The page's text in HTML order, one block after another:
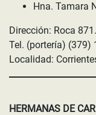
Hna. Tamara
Dirección: Roca
Tel. (portería) (379)
Localidad:
HERMANAS DE